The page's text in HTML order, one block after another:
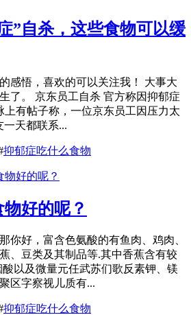
”自杀，这些食物可以缓
感悟，喜欢的可以关注我！ 大事大
了。 京东员工自杀 官方称因抑郁症
上有帖子称，一位京东员工因压力太
一天都联系...
抑郁症吃什么食物
好的呢？
你好，富含色氨酸的有鱼肉、鸡肉、
、豆类及其制品等.其中香蕉含有较
以及微量元任武苏们歌反素钾、镁
区字察视儿质有...
抑郁症吃什么食物